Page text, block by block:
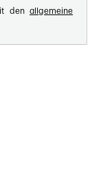
den allgemeine